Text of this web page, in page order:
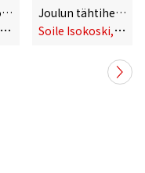
Tuikkikaa oi joulun tähtöset
S
ulo Saarits ja Finlandia Sinfonietta
Joulun tähtihetkiä - 2007 Version
S
oile Isokoski, Finlandia Sinfonietta & IIkka Kuusisto